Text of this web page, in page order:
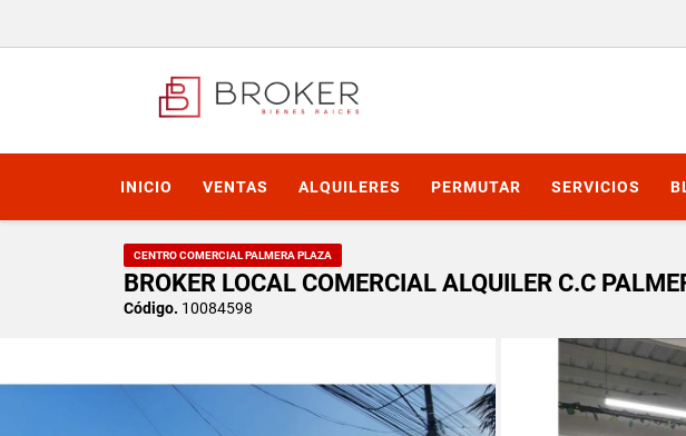
INICIO VENTAS ALQUILERES PERMUTAR SERVICIOS
CENTRO COMERCIAL PALMERA PLAZA
BROKER LOCAL COMERCIAL ALQUILER C.C
Código. 10084598